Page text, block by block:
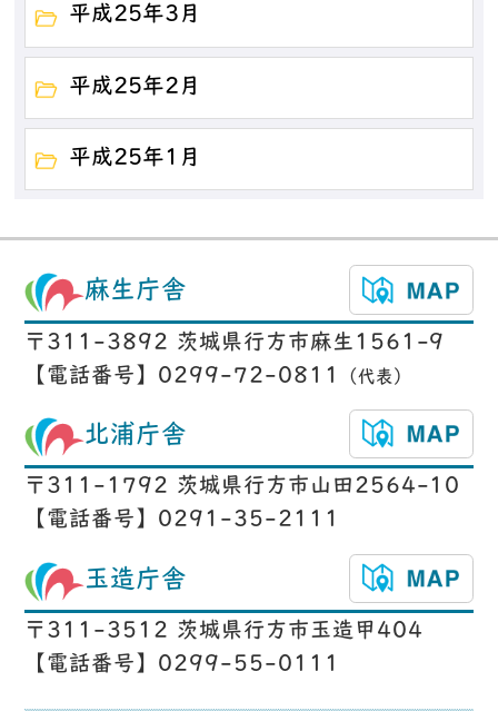
平成25年3月
平成25年2月
平成25年1月
麻生庁舎
〒311-3892 茨城県行方市麻生1561-9
【電話番号】0299-72-0811
（代表）
北浦庁舎
〒311-1792 茨城県行方市山田2564-10
【電話番号】0291-35-2111
玉造庁舎
〒311-3512 茨城県行方市玉造甲404
【電話番号】0299-55-0111